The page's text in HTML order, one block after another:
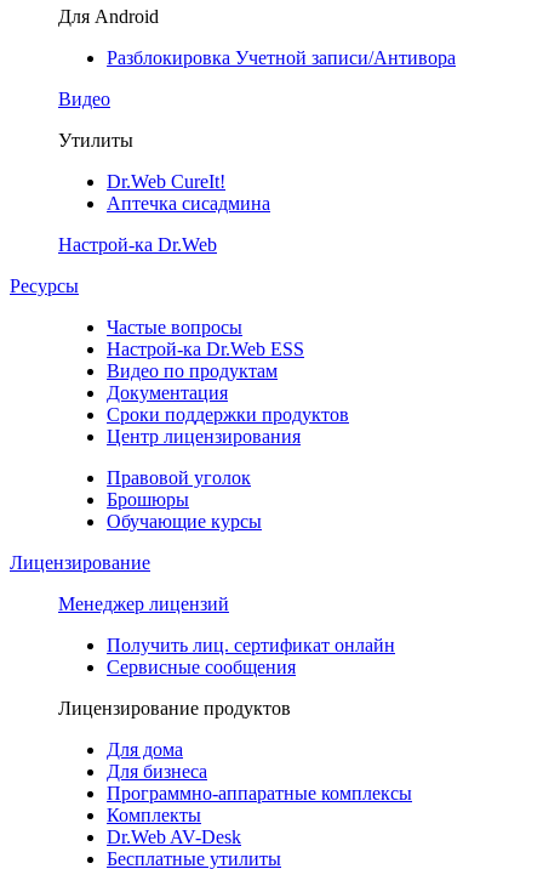
Для Android
Разблокировка Учетной записи/Антивора
Видео
Утилиты
Dr.Web CureIt!
Аптечка сисадмина
Настрой-ка Dr.Web
Ресурсы
Частые вопросы
Настрой-ка Dr.Web ESS
Видео по продуктам
Документация
Сроки поддержки продуктов
Центр лицензирования
Правовой уголок
Брошюры
Обучающие курсы
Лицензирование
Менеджер лицензий
Получить лиц. сертификат онлайн
Сервисные сообщения
Лицензирование продуктов
Для дома
Для бизнеса
Программно-аппаратные комплексы
Комплекты
Dr.Web AV-Desk
Бесплатные утилиты